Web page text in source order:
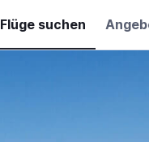
Flüge suchen